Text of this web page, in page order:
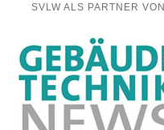
SVLW ALS PARTNER VON